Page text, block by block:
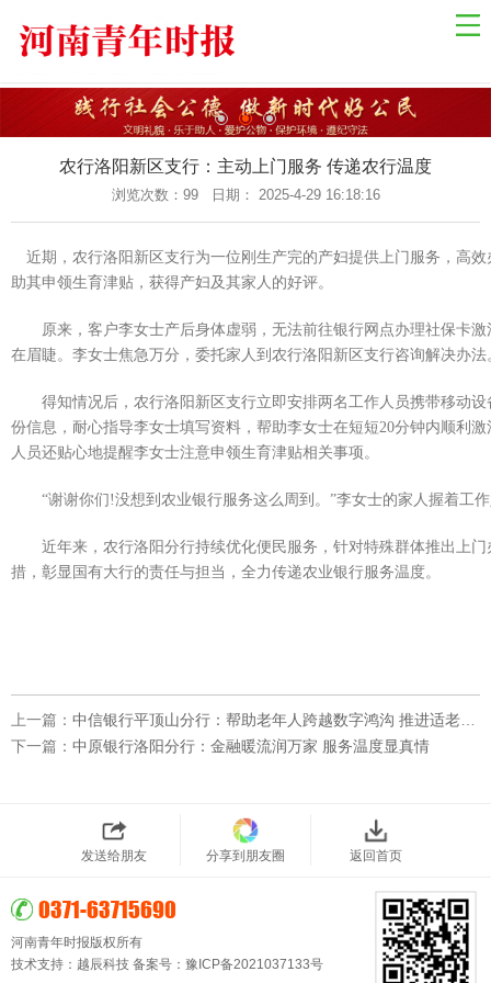
网站导航
国际资讯
金融观察
联系我们
健康教育
自然生态
广告服务
返回首页
农行洛阳新区支行：主动上门服务 传递农行温度
浏览次数： 99 日期： 2025-4-29 16:18:16
近期，农行洛阳新区支行为一位刚生产完的产妇提供上门服务，高
助其申领生育津贴，获得产妇及其家人的好评。
原来，客户李女士产后身体虚弱，无法前往银行网点办理社保卡激
在眉睫。李女士焦急万分，委托家人到农行洛阳新区支行咨询解决办法
得知情况后，农行洛阳新区支行立即安排两名工作人员携带移动设
份信息，耐心指导李女士填写资料，帮助李女士在短短20分钟内顺利
人员还贴心地提醒李女士注意申领生育津贴相关事项。
“谢谢你们!没想到农业银行服务这么周到。”李女士的家人握着工
近年来，农行洛阳分行持续优化便民服务，针对特殊群体推出上门
措，彰显国有大行的责任与担当，全力传递农业银行服务温度。
上一篇： 中信银行平顶山分行：帮助老年人跨越数字鸿沟 推进适老金融服务
下一篇： 中原银行洛阳分行：金融暖流润万家 服务温度显真情
发送给朋友 分享到朋友圈 返回首页
0371-63715690
河南青年时报版权所有
技术支持： 越辰科技 备案号： 豫ICP备2021037133号